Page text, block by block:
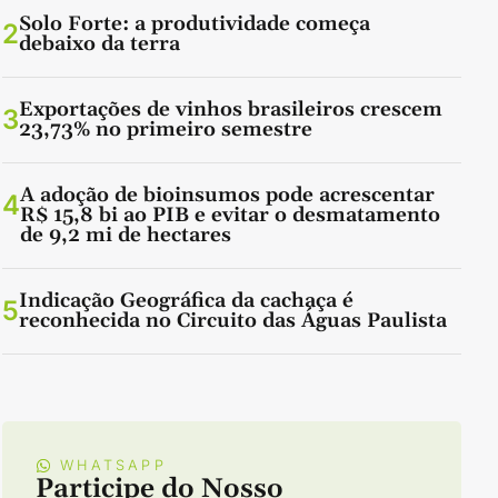
2Solo Forte: a produtividade começa
debaixo da terra
3Exportações de vinhos brasileiros crescem
23,73% no primeiro semestre
4A adoção de bioinsumos pode acrescentar
R$ 15,8 bi ao PIB e evitar o desmatamento
de 9,2 mi de hectares
5Indicação Geográfica da cachaça é
reconhecida no Circuito das Águas Paulista
WHATSAPP
Participe do Nosso